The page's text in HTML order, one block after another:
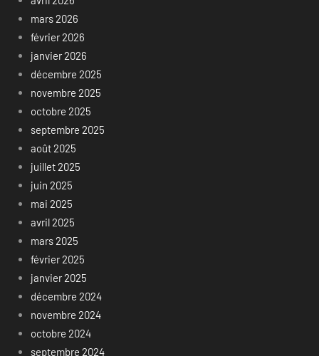
mars 2026
février 2026
janvier 2026
décembre 2025
novembre 2025
octobre 2025
septembre 2025
août 2025
juillet 2025
juin 2025
mai 2025
avril 2025
mars 2025
février 2025
janvier 2025
décembre 2024
novembre 2024
octobre 2024
septembre 2024